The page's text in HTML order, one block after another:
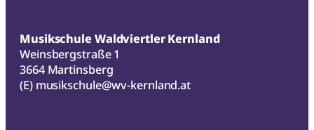
Musikschule Waldviertler Kernland
Weinsbergstraße 1
3664 Martinsberg
(E) musikschule@wv-kernland.at